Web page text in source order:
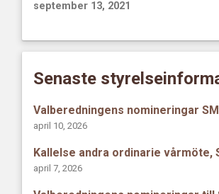
september 13, 2021
Senaste
Valberedningens nomineringar
april 10, 2026
Kallelse andra ordinarie vårmöte,
april 7, 2026